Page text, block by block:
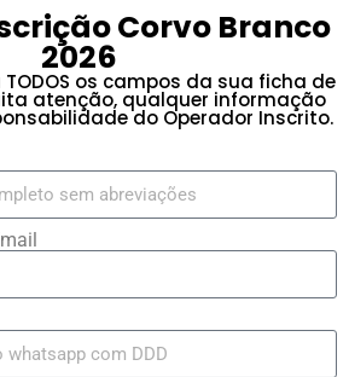
Corvo Branco
2026
os campos da sua ficha de
atenção, qualquer informação
do Operador Inscrito.